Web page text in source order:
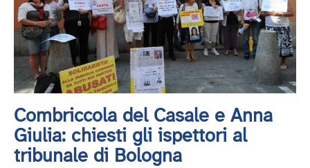
Combriccola del Casale e Anna
Giulia: chiesti gli ispettori al
tribunale di Bologna